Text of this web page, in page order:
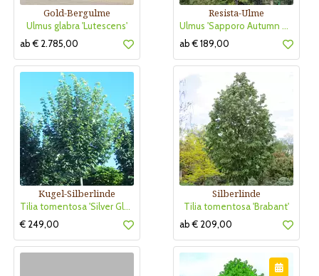
Gold-Bergulme
Ulmus glabra 'Lutescens'
ab € 2.785,00
Resista-Ulme
Ulmus 'Sapporo Autumn Gold' RESISTA
ab € 189,00
Kugel-Silberlinde
Tilia tomentosa 'Silver Globe'
€ 249,00
Silberlinde
Tilia tomentosa 'Brabant'
ab € 209,00